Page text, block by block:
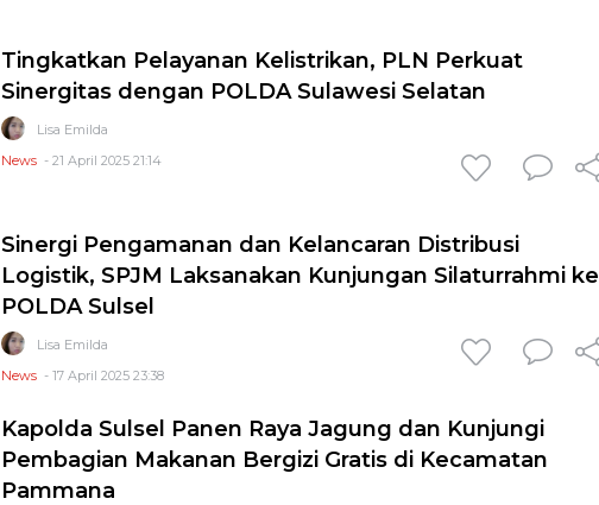
Tingkatkan Pelayanan Kelistrikan, PLN Perkuat
Sinergitas dengan POLDA Sulawesi Selatan
Lisa Emilda
News - 21 April 2025 21:14
Sinergi Pengamanan dan Kelancaran Distribusi
Logistik, SPJM Laksanakan Kunjungan Silaturrahmi ke
POLDA Sulsel
Lisa Emilda
News - 17 April 2025 23:38
Kapolda Sulsel Panen Raya Jagung dan Kunjungi
Pembagian Makanan Bergizi Gratis di Kecamatan
Pammana